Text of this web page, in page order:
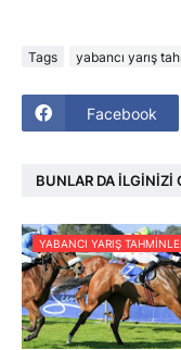
Tags yabancı yarış
Facebook
BUNLAR DA İLGINIZI
YABANCI YARIŞ